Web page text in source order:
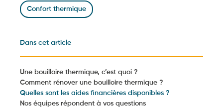
Confort thermique
Dans cet article
Une bouilloire thermique, c’est quoi ?
Comment rénover une bouilloire thermique ?
Quelles sont les aides financières disponibles ?
Nos équipes répondent à vos questions